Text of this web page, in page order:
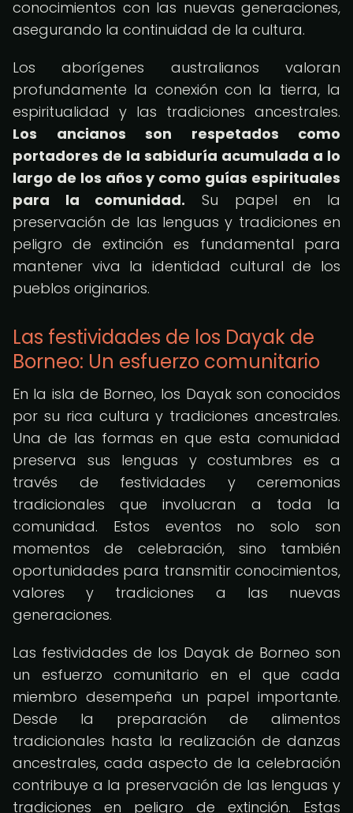
conocimientos con las nuevas generaciones,
asegurando la continuidad de la cultura.
Los aborígenes australianos valoran
profundamente la conexión con la tierra, la
espiritualidad y las tradiciones ancestrales.
Los ancianos son respetados como
portadores de la sabiduría acumulada a lo
largo de los años y como guías espirituales
para la comunidad. Su papel en la
preservación de las lenguas y tradiciones en
peligro de extinción es fundamental para
mantener viva la identidad cultural de los
pueblos originarios.
Las festividades de los Dayak de
Borneo: Un esfuerzo comunitario
En la isla de Borneo, los Dayak son conocidos
por su rica cultura y tradiciones ancestrales.
Una de las formas en que esta comunidad
preserva sus lenguas y costumbres es a
través de festividades y ceremonias
tradicionales que involucran a toda la
comunidad. Estos eventos no solo son
momentos de celebración, sino también
oportunidades para transmitir conocimientos,
valores y tradiciones a las nuevas
generaciones.
Las festividades de los Dayak de Borneo son
un esfuerzo comunitario en el que cada
miembro desempeña un papel importante.
Desde la preparación de alimentos
tradicionales hasta la realización de danzas
ancestrales, cada aspecto de la celebración
contribuye a la preservación de las lenguas y
tradiciones en peligro de extinción. Estas